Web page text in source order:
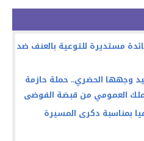
مستديرة للتوعية بالعنف ضد
وجهها الحضري.. حملة حازمة
العمومي من قبضة الفوضى
بمناسبة دكرى المسيرة